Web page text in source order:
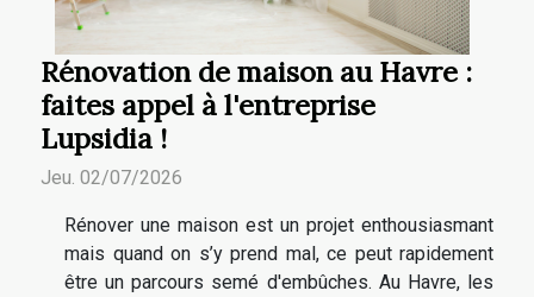
Rénovation de maison au Havre :
faites appel à l'entreprise
Lupsidia !
Jeu. 02/07/2026
Rénover une maison est un projet enthousiasmant
mais quand on s’y prend mal, ce peut rapidement
être un parcours semé d'embûches. Au Havre, les